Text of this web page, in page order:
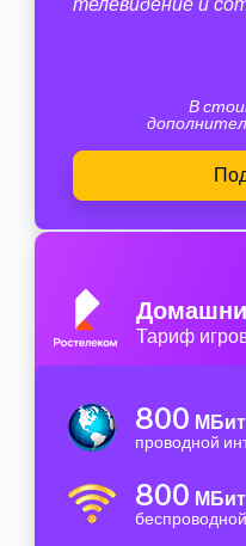
В
Тариф
800 МБит
проводной
800 МБит